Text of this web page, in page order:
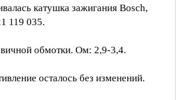
катушка зажигания Bosch,
119 035.
обмотки. Ом: 2,9-3,4.
осталось без изменений.